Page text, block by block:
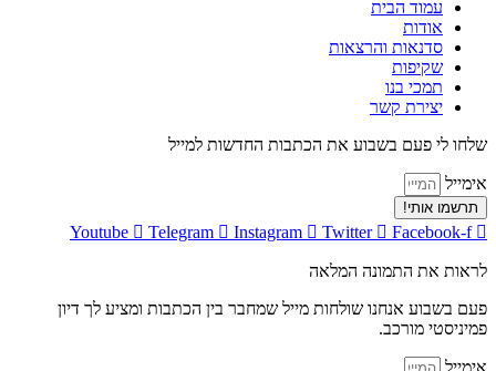
עמוד הבית
אודות
סדנאות והרצאות
שקיפות
תמכי בנו
יצירת קשר
שלחו לי פעם בשבוע את הכתבות החדשות למייל
אימייל
תרשמו אותי!
Youtube Telegram Instagram Twitter Facebook-f
לראות את התמונה המלאה
פעם בשבוע אנחנו שולחות מייל שמחבר בין הכתבות ומציע לך דיון
פמיניסטי מורכב.
אימייל